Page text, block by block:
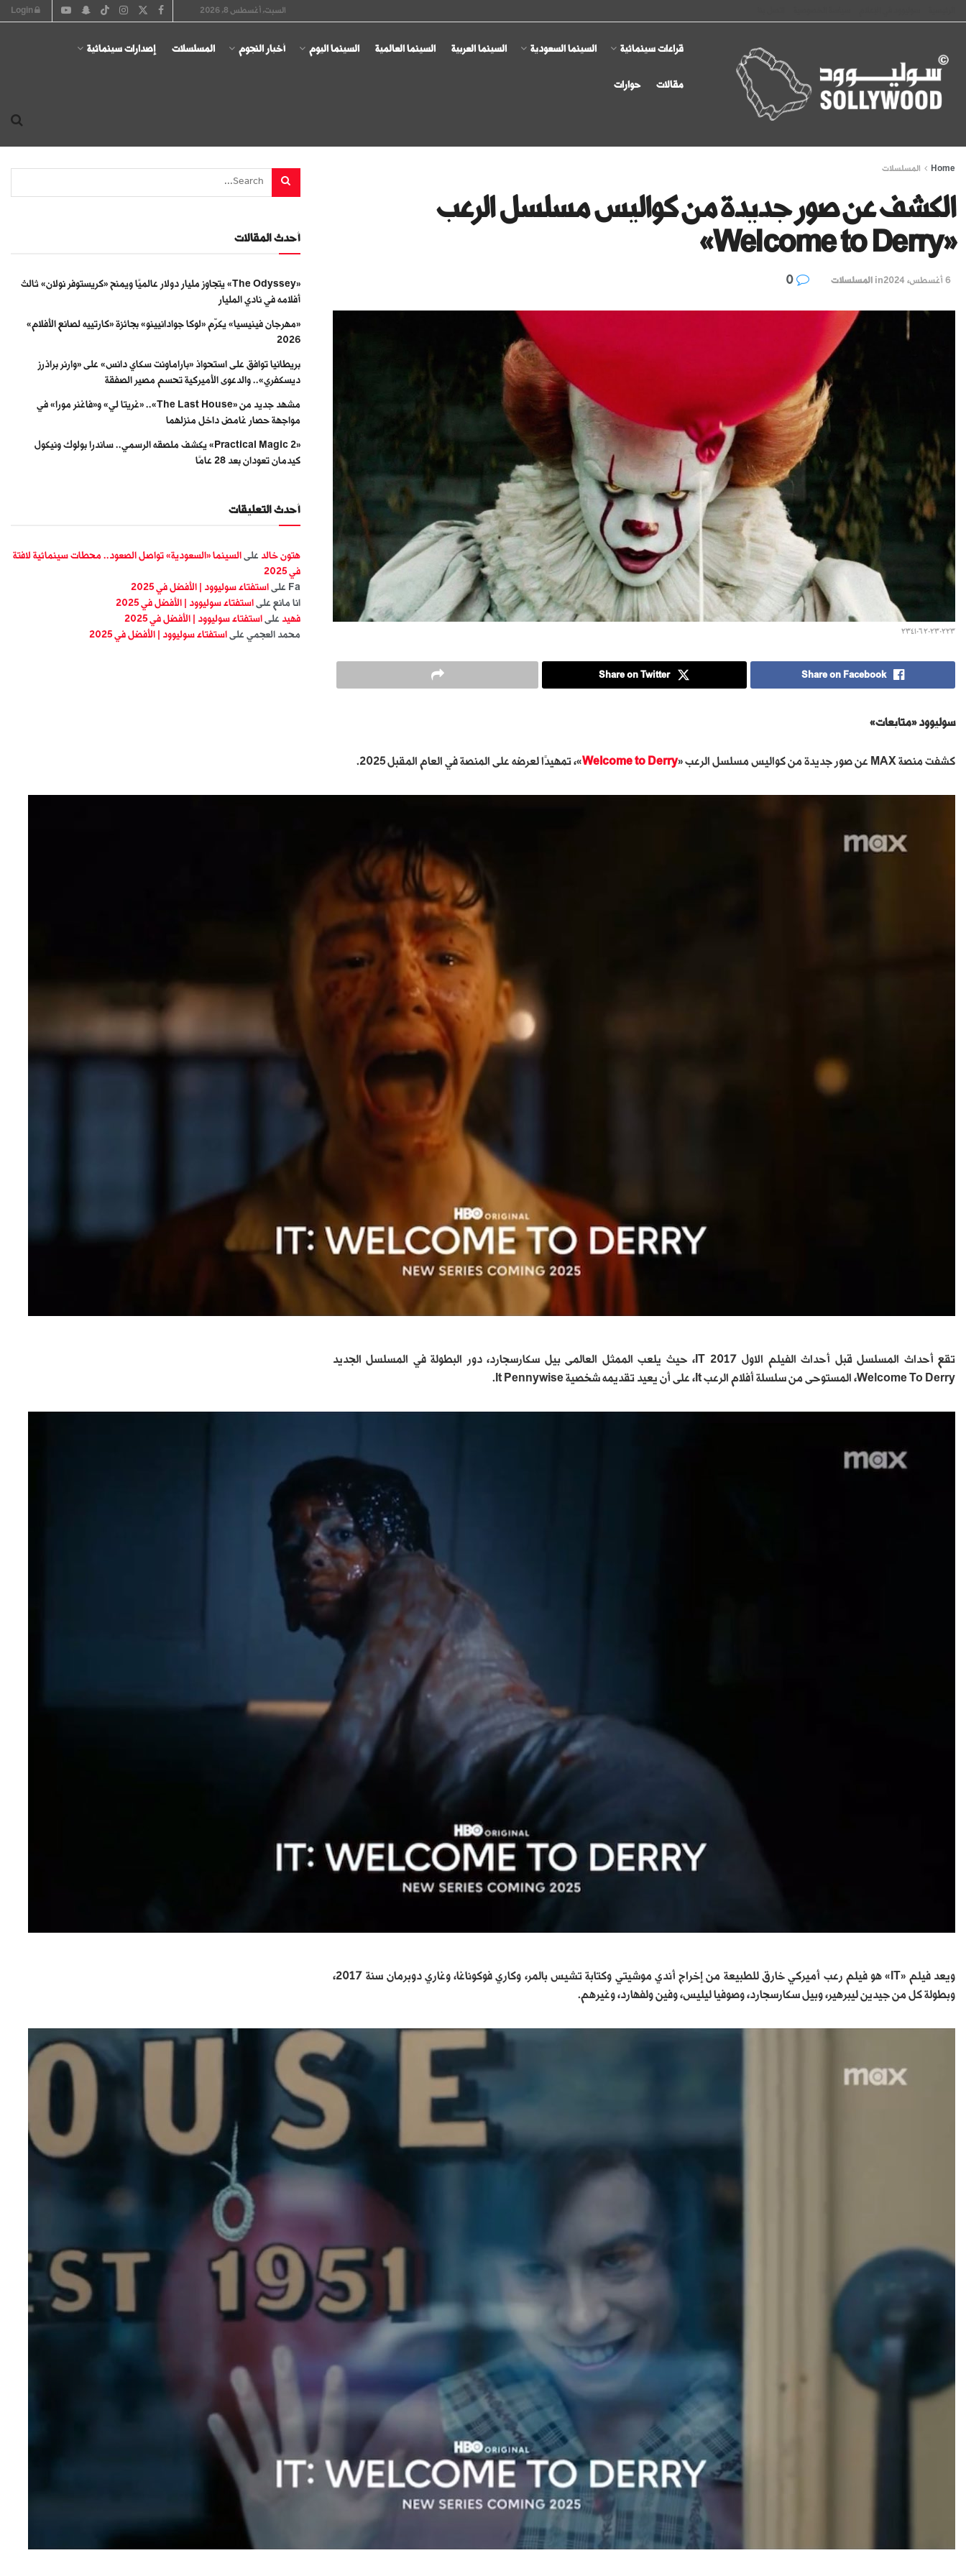
السبت, أغسطس 8, 2026
قراءات سينمائية السينما السعودية السينما العربية السينما العالمية السينما اليوم أخبار النجوم المسلسلات إصدارات سينمائية
مقالات حوارات
Home المسلسلات
الكشف عن صور جديدة من كواليس مسلسل الرعب
«Welcome to Derry»
6 أغسطس، 2024 in المسلسلات
٢٠٢٣٠٢٢٣ ٢٣٤١٠٦
Share on Facebook
Share on Twitter
سوليوود «متابعات»
كشفت منصة MAX عن صور جديدة من كواليس مسلسل الرعب « Welcome to Derry»، تمهيدًا لعرضه على المنصة في العام المقبل 2025.
تقع أحداث المسلسل قبل أحداث الفيلم الاول IT 2017، حيث يلعب الممثل العالمى بيل سكارسجارد، دور البطولة في المسلسل الجديد
Welcome To Derry، المستوحى من سلسلة أفلام الرعب It، على أن يعيد تقديمه شخصية It Pennywise.
ويعد فيلم «IT» هو فيلم رعب أميركي خارق للطبيعة من إخراج أندي موشيتي وكتابة تشيس بالمر، وكاري فوكوناغا، وغاري دوبرمان سنة 2017،
وبطولة كل من جيدين ليبرهير، وبيل سكارسجارد، وصوفيا ليليس، وفين ولفهارد، وغيرهم.
أحدث المقالات
«The Odyssey» يتجاوز مليار دولار عالميًا ويمنح «كريستوفر نولان» ثالث
أفلامه في نادي المليار
«مهرجان فينيسيا» يكرّم «لوكا جوادانيينو» بجائزة «كارتييه لصانع الأفلام»
2026
بريطانيا توافق على استحواذ «باراماونت سكاي دانس» على «وارنر براذرز
ديسكفري».. والدعوى الأميركية تحسم مصير الصفقة
مشهد جديد من «The Last House».. «غريتا لي» و«فاغنر مورا» في
مواجهة حصار غامض داخل منزلهما
«Practical Magic 2» يكشف ملصقه الرسمي.. ساندرا بولوك ونيكول
كيدمان تعودان بعد 28 عامًا
أحدث التعليقات
هتون خالد على السينما «السعودية» تواصل الصعود.. محطات سينمائية لافتة
في 2025
Fa على استفتاء سوليوود | الأفضل في 2025
انا مانع على استفتاء سوليوود | الأفضل في 2025
فهيد على استفتاء سوليوود | الأفضل في 2025
محمد العجمي على استفتاء سوليوود | الأفضل في 2025